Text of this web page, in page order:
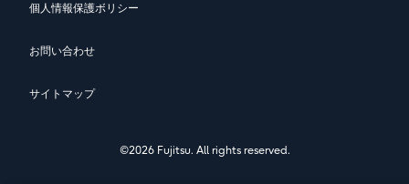
識別するCookieを発行いたします。
個人情報保護ボリシー
お問い合わせ
サイトマップ
©2026 Fujitsu. All rights reserved.